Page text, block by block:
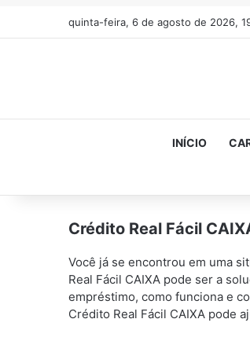
quinta-feira, 6 de agosto de 2026,
INÍCIO
Crédito Real Fácil
Você já se encontrou em uma
Real Fácil CAIXA pode ser a
empréstimo, como funciona e
Crédito Real Fácil CAIXA pode